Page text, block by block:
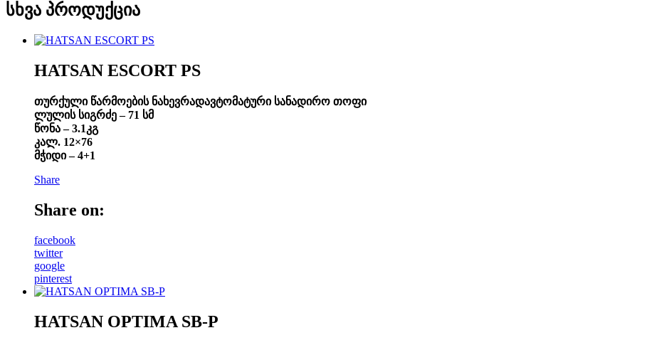
სხვა პროდუქცია
HATSAN ESCORT PS
თურქული წარმოების ნახევრადავტომატური სანადირო თოფი
ლულის სიგრძე – 71 სმ
წონა – 3.1კგ
კალ. 12×76
მჭიდი – 4+1
Share
Share on:
facebook
twitter
google
pinterest
HATSAN OPTIMA SB-P